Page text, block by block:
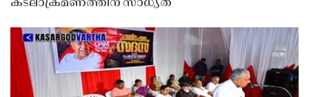
കടലാക്രമണത്തിന് സാധ്യത